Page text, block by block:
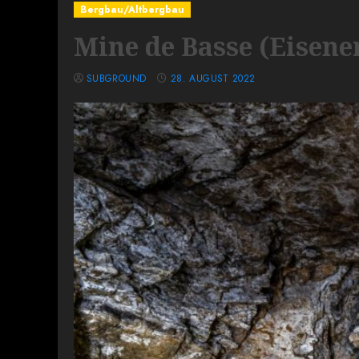
Bergbau/Altbergbau
Mine de Basse
SUBGROUND 28. AUGUST 2022